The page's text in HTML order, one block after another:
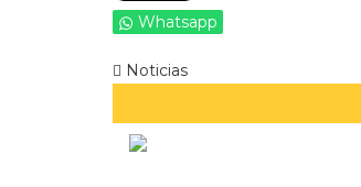
Whatsapp
Noticias